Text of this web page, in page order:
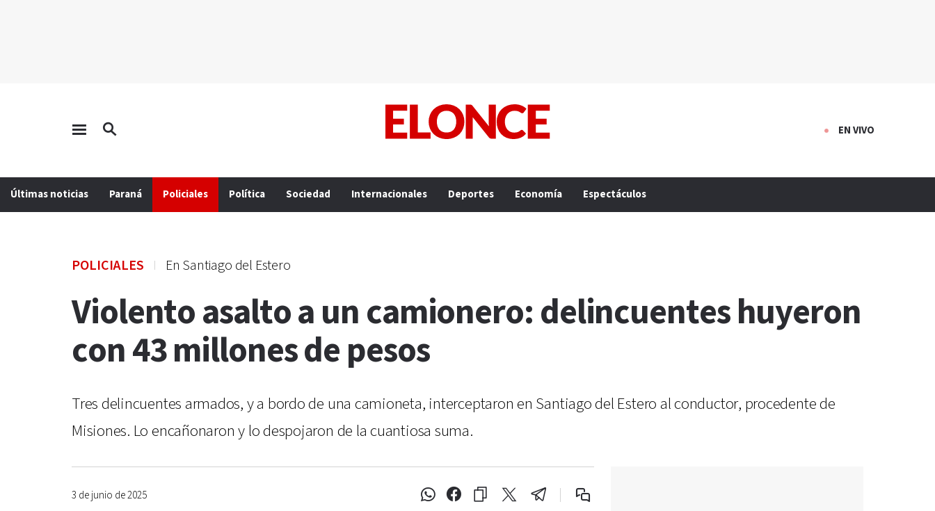
EN VIVO
Últimas noticias Paraná Policiales Política Sociedad Internacionales Deportes Economía Espectáculos
POLICIALES En Santiago del Estero
Violento asalto a un camionero: delincuentes huyeron
con 43 millones de pesos
Tres delincuentes armados, y a bordo de una camioneta, interceptaron en Santiago del Estero al conductor, procedente de
Misiones. Lo encañonaron y lo despojaron de la cuantiosa suma.
3 de junio de 2025